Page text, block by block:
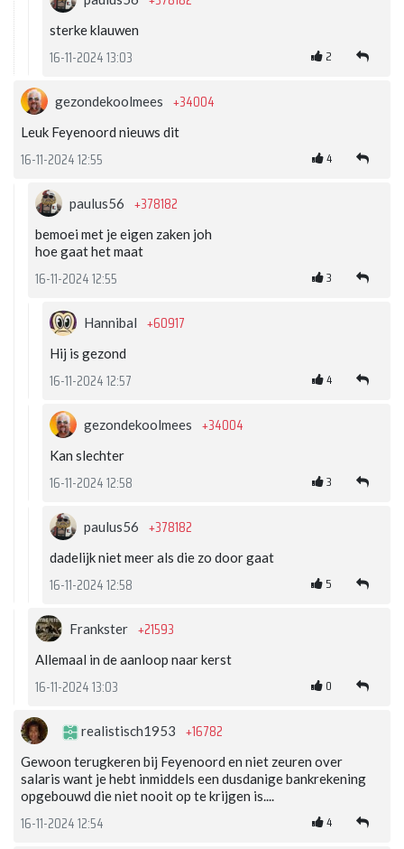
sterke klauwen
16-11-2024 13:03 2
gezondekoolmees +34004
Leuk Feyenoord nieuws dit
16-11-2024 12:55 4
paulus56 +378182
bemoei met je eigen zaken joh
hoe gaat het maat
16-11-2024 12:55 3
Hannibal +60917
Hij is gezond
16-11-2024 12:57 4
gezondekoolmees +34004
Kan slechter
16-11-2024 12:58 3
paulus56 +378182
dadelijk niet meer als die zo door gaat
16-11-2024 12:58 5
Frankster +21593
Allemaal in de aanloop naar kerst
16-11-2024 13:03 0
realistisch1953 +16782
Gewoon terugkeren bij Feyenoord en niet zeuren over
salaris want je hebt inmiddels een dusdanige bankrekening
opgebouwd die niet nooit op te krijgen is....
16-11-2024 12:54 4